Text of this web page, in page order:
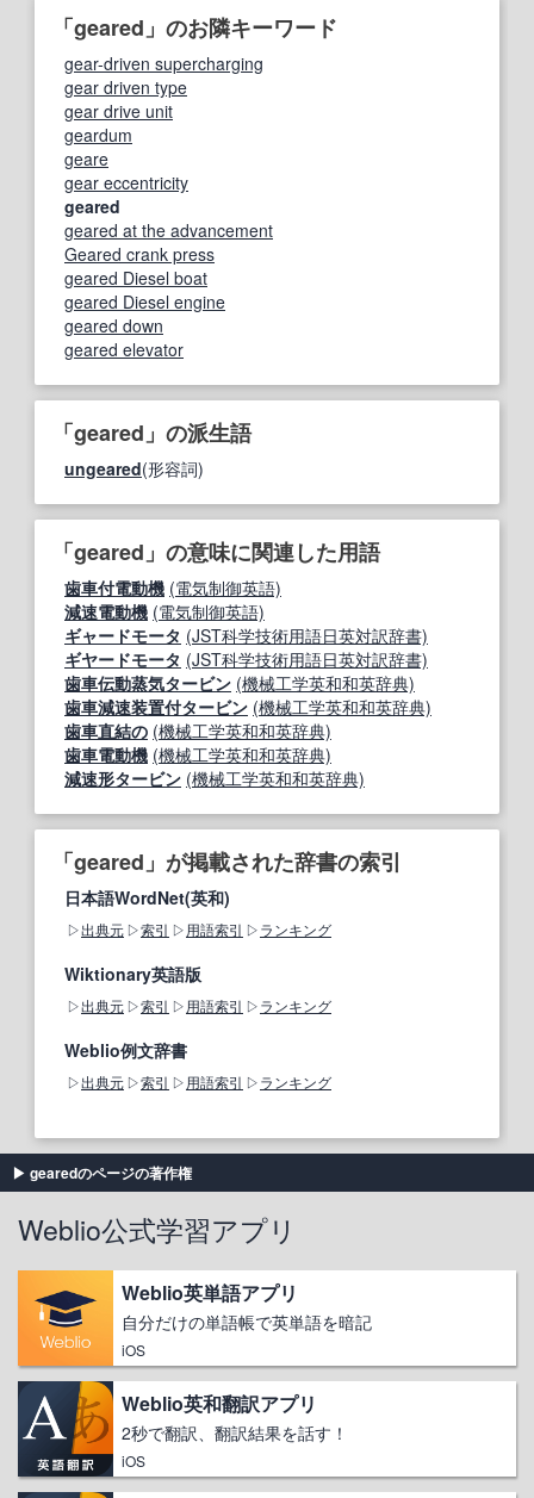
「geared」のお隣キーワード
gear-driven supercharging
gear driven type
gear drive unit
geardum
geare
gear eccentricity
geared
geared at the advancement
Geared crank press
geared Diesel boat
geared Diesel engine
geared down
geared elevator
「geared」の派生語
ungeared(形容詞)
「geared」の意味に関連した用語
歯車付電動機 (電気制御英語)
減速電動機 (電気制御英語)
ギャードモータ (JST科学技術用語日英対訳辞書)
ギヤードモータ (JST科学技術用語日英対訳辞書)
歯車伝動蒸気タービン (機械工学英和和英辞典)
歯車減速装置付タービン (機械工学英和和英辞典)
歯車直結の (機械工学英和和英辞典)
歯車電動機 (機械工学英和和英辞典)
減速形タービン (機械工学英和和英辞典)
「geared」が掲載された辞書の索引
日本語WordNet(英和)
出典元 索引 用語索引 ランキング
Wiktionary英語版
出典元 索引 用語索引 ランキング
Weblio例文辞書
出典元 索引 用語索引 ランキング
gearedのページの著作権
Weblio公式学習アプリ
Weblio英単語アプリ
自分だけの単語帳で英単語を暗記
iOS
Weblio英和翻訳アプリ
2秒で翻訳、翻訳結果を話す！
iOS